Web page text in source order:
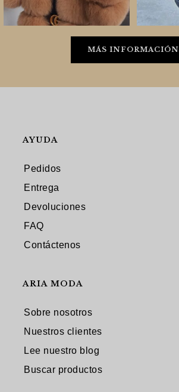
MÁS INFORMACIÓN
AYUDA
Pedidos
Entrega
Devoluciones
FAQ
Contáctenos
ARIA MODA
Sobre nosotros
Nuestros clientes
Lee nuestro blog
Buscar productos